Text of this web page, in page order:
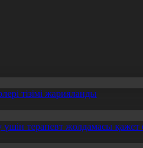
тізімі жарияланды
үшін терапевт жолдамасы қажет